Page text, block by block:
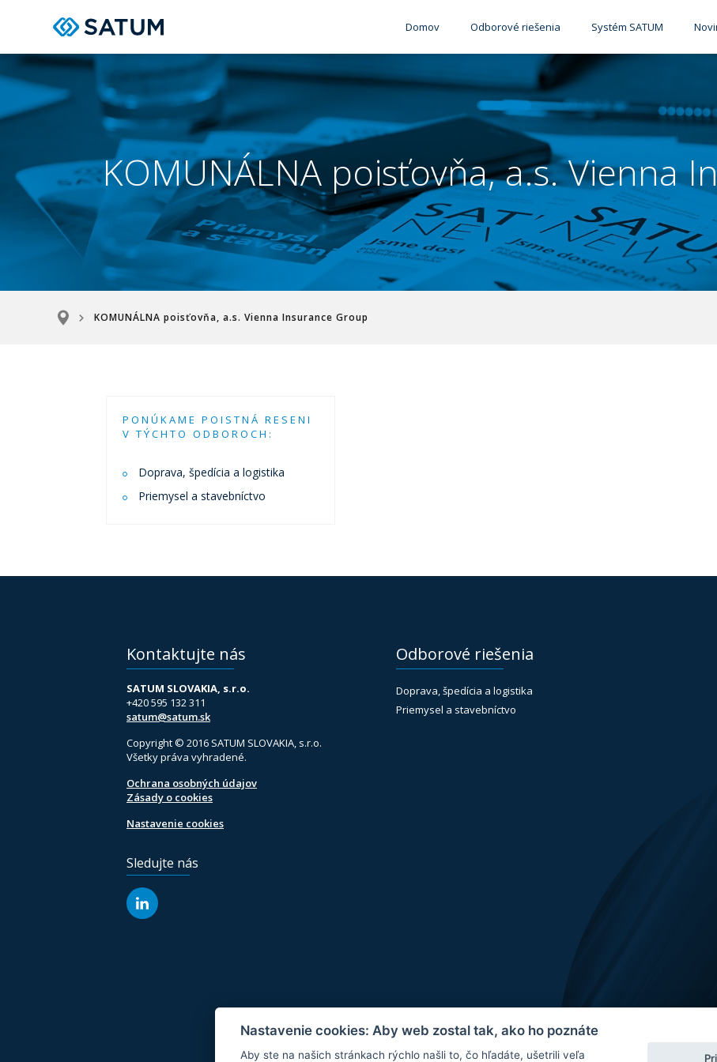
Domov Odborové riešenia Systém SATUM
KOMUNÁLNA poisťovňa, a.s. Vienna
KOMUNÁLNA poisťovňa, a.s. Vienna Insurance Group
PONÚKAME POISTNÁ RESENI
V TÝCHTO ODBOROCH:
Doprava, špedícia a logistika
Priemysel a stavebníctvo
Kontaktujte nás
SATUM SLOVAKIA, s.r.o.
+420 595 132 311
satum@satum.sk
Copyright © 2016 SATUM SLOVAKIA, s.r.o.
Všetky práva vyhradené.
Ochrana osobných údajov
Zásady o cookies
Nastavenie cookies
Sledujte nás
Odborové riešenia
Doprava, špedícia a logistika
Priemysel a stavebníctvo
Nastavenie cookies: Aby web zostal tak, ako ho poznáte
Aby ste na našich stránkach rýchlo našli to, čo hľadáte, ušetrili veľa